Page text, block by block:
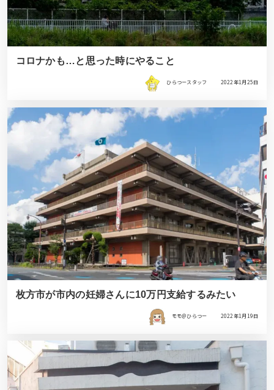
コロナかも…と思った時にやること
ひらつースタッフ 2022年1月25日
枚方市が市内の妊婦さんに10万円支給するみたい
モモ＠ひらつー 2022年1月19日